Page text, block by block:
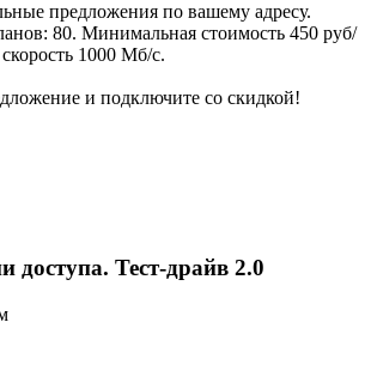
предложения по вашему адресу.
80. Минимальная стоимость 450 руб/
1000 Мб/с.
и подключите со скидкой!
доступа. Тест-драйв 2.0